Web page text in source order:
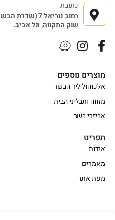
מוצרים נוספים
אלכוהול ליד הבשר
מזווה ותבליני הבית
אביזרי בשר
תפריט
אודות
מאמרים
מפת אתר
כתובת
רחוב נוריאל 7 (שדרת הבשר)
שוק התקווה, תל אביב.